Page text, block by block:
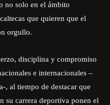
no solo en el ámbito
que quieren que el
orgullo.
disciplina y compromiso
e internacionales –
, al tiempo de destacar que
su carrera deportiva ponen el